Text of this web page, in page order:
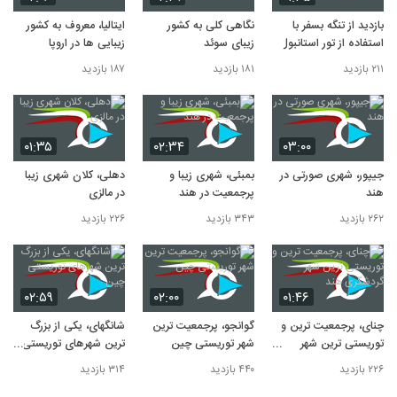
بازدید از تنگه بسفر با
استفاده از تور استانبول
۲۱۱ بازدید
نگاهی کلی به کشور
زیبای سوئد
۱۸۱ بازدید
ایتالیا، معروف به کشور
زیبایی ها در اروپا
۱۸۷ بازدید
۰۳:۰۰
جیپور، شهری صورتی در
هند
۲۶۲ بازدید
۰۲:۳۴
بمبئی، شهری زیبا و
پرجمعیت در هند
۳۴۳ بازدید
۰۱:۳۵
دهلی، کلان شهری زیبا
در مالزی
۲۲۶ بازدید
۰۱:۴۶
چنای، پرجمعیت ترین و
توریستی ترین شهر
گردشگری هند
۲۲۶ بازدید
۰۲:۰۰
گوانجو، پرجمعیت ترین
شهر توریستی چین
۴۴۰ بازدید
۰۲:۵۹
شانگهای، یکی از بزرگ
ترین شهرهای توریستی
چین
۳۱۴ بازدید